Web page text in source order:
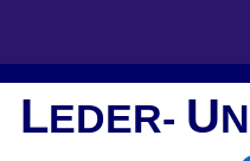
LEDER- U